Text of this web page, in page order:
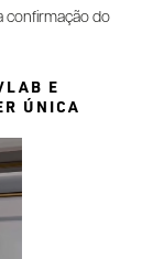
confirmação do
E
ÚNICA